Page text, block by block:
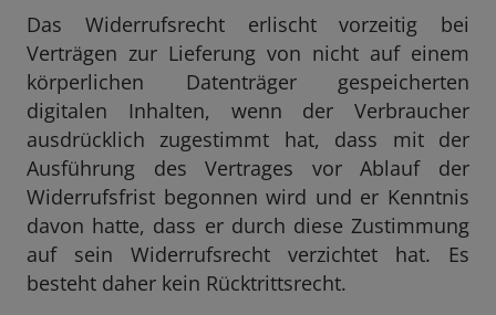
Das Widerrufsrecht erlischt vorzeitig bei
Verträgen zur Lieferung von nicht auf einem
körperlichen Datenträger gespeicherten
digitalen Inhalten, wenn der Verbraucher
ausdrücklich zugestimmt hat, dass mit der
Ausführung des Vertrages vor Ablauf der
Widerrufsfrist begonnen wird und er Kenntnis
davon hatte, dass er durch diese Zustimmung
auf sein Widerrufsrecht verzichtet hat. Es
besteht daher kein Rücktrittsrecht.